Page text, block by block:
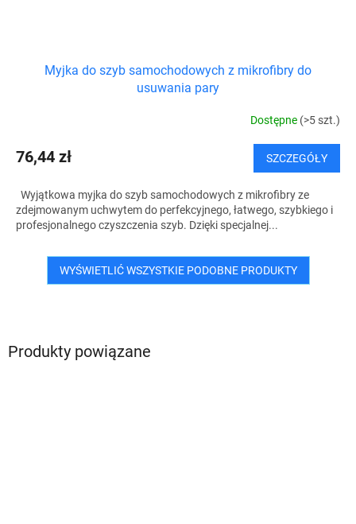
Produkty powiązane
Myjka do szyb samochodowych z mikrofibry do
usuwania pary
Dostępne (>5 szt.)
76,44 zł SZCZEGÓŁY
Wyjątkowa myjka do szyb samochodowych z mikrofibry ze
zdejmowanym uchwytem do perfekcyjnego, łatwego, szybkiego i
profesjonalnego czyszczenia szyb. Dzięki specjalnej...
WYŚWIETLIĆ WSZYSTKIE PODOBNE PRODUKTY